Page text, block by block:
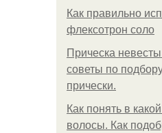
Как правильно
флексотрон соло
Прическа
советы по
прически.
Как понять в
волосы. Как